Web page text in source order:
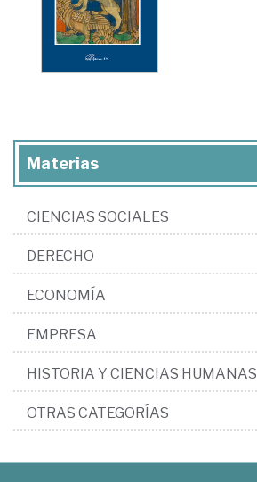
Materias
CIENCIAS SOCIALES
DERECHO
ECONOMÍA
EMPRESA
HISTORIA Y CIENCIAS HUMANAS
OTRAS CATEGORÍAS